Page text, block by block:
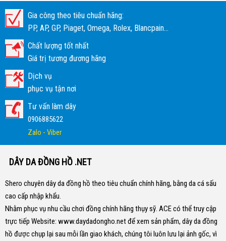
Gia công theo tiêu chuẩn hãng:
PP, AP, GP, Piaget, Omega, Rolex, Blancpain...
Chất lượng tốt nhất
Giá trị tương đương hãng
Dịch vụ
phục vụ tận nơi
Tư vấn làm dây
0906885622
Zalo - Viber
DÂY DA ĐỒNG HỒ .NET
Shero chuyên dây da đồng hồ theo tiêu chuẩn chính hãng, bằng da cá sấu
cao cấp nhập khẩu.
Nhằm phục vụ nhu cầu chơi đồng chính hãng thụy sỹ. ACE có thể truy cập
trực tiếp Website: www.daydadongho.netđể xem sản phẩm, dây da đồng
hồ được chụp lại sau mỗi lần giao khách, chúng tôi luôn lưu lại ảnh gốc, vì